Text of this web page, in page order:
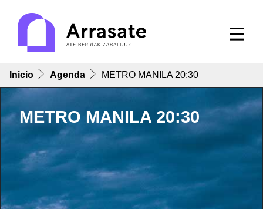
Inicio Agenda METRO MANILA 20:30
METRO MANILA 20:30